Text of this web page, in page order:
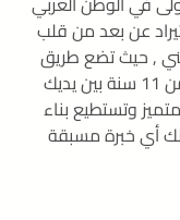
عن بعد من قلب
, حيث تضع طريق
الحرير خبرتها في السوق الصيني لأكثر من 11 سنة بين يديك
وتستطيع بناء
أي خبرة مسبقة